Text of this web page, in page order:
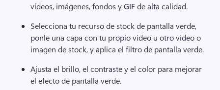
vídeos, imágenes, fondos y GIF de alta calidad.
Selecciona tu recurso de stock de pantalla verde,
ponle una capa con tu propio vídeo u otro vídeo o
imagen de stock, y aplica el filtro de pantalla verde.
Ajusta el brillo, el contraste y el color para mejorar
el efecto de pantalla verde.